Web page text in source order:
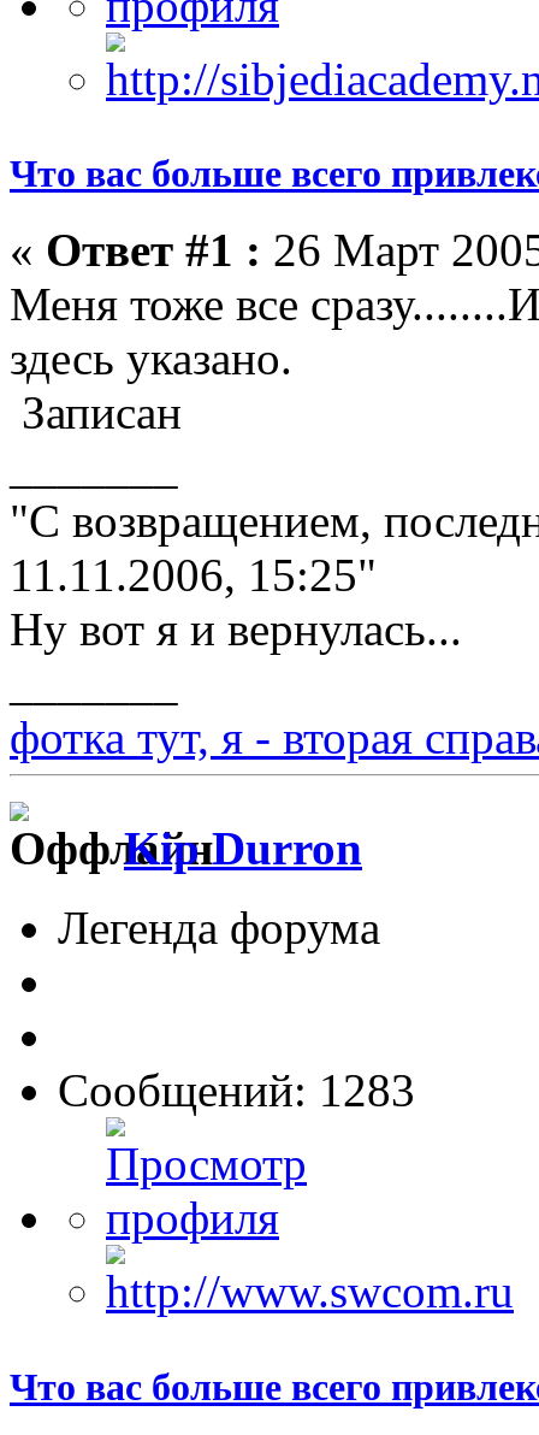
Что вас больше всего
« Ответ #1 : 26 Март
Меня тоже все
здесь указано.
Записан
"С возвращением,
11.11.2006, 15:25"
Ну вот я и вернулась...
фотка тут, я - вторая
Kip Durron
Легенда форума
Сообщений: 1283
Что вас больше всего